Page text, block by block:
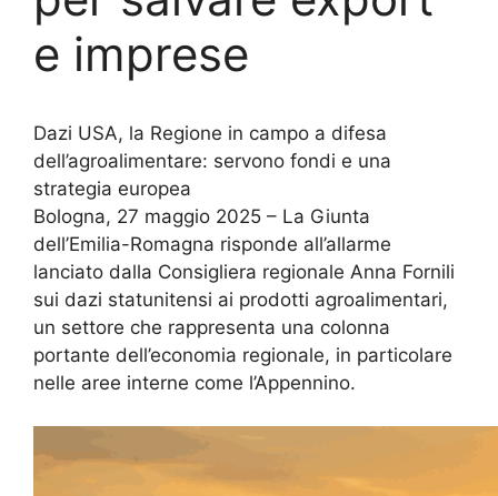
e imprese
Dazi USA, la Regione in campo a difesa
dell’agroalimentare: servono fondi e una
strategia europea
Bologna, 27 maggio 2025 – La Giunta
dell’Emilia-Romagna risponde all’allarme
lanciato dalla Consigliera regionale Anna Fornili
sui dazi statunitensi ai prodotti agroalimentari,
un settore che rappresenta una colonna
portante dell’economia regionale, in particolare
nelle aree interne come l’Appennino.